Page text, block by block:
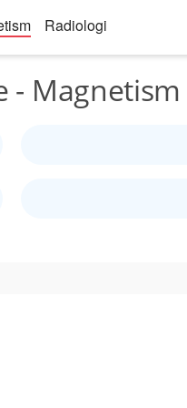
Radiologi
- Magnetism